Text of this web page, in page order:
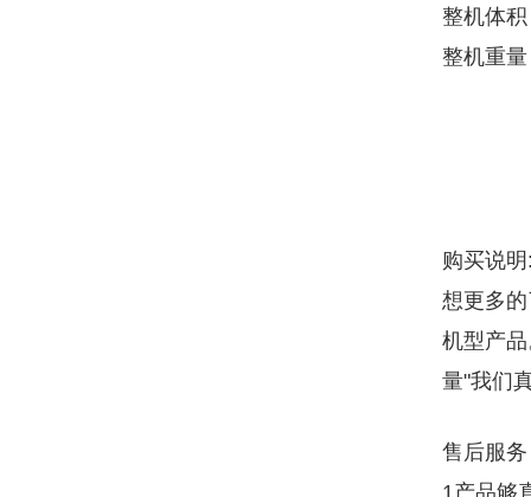
整机体
整机重
购买说明
想更多
机型产
量"我们
售后服
1产品够